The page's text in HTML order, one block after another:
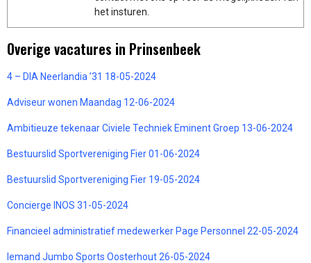
het insturen.
Overige vacatures in Prinsenbeek
4 – DIA Neerlandia ’31 18-05-2024
Adviseur wonen Maandag 12-06-2024
Ambitieuze tekenaar Civiele Techniek Eminent Groep 13-06-2024
Bestuurslid Sportvereniging Fier 01-06-2024
Bestuurslid Sportvereniging Fier 19-05-2024
Concierge INOS 31-05-2024
Financieel administratief medewerker Page Personnel 22-05-2024
Iemand Jumbo Sports Oosterhout 26-05-2024